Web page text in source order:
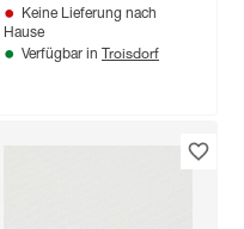
Keine Lieferung nach
Hause
Verfügbar in Troisdorf